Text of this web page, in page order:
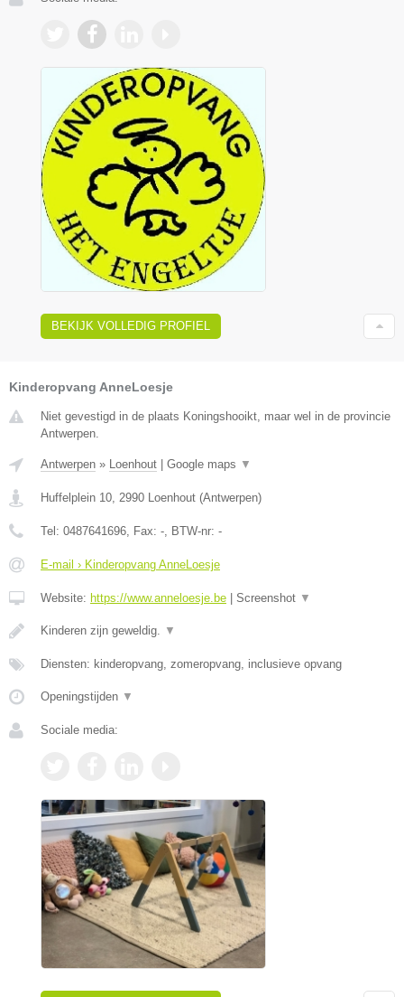
BEKIJK VOLLEDIG PROFIEL
Kinderopvang AnneLoesje
Niet gevestigd in de plaats Koningshooikt, maar wel in de provincie
Antwerpen.
Antwerpen » Loenhout Google maps ▼
Huffelplein 10, 2990 Loenhout (Antwerpen)
Tel: 0487641696, Fax: -, BTW-nr: -
E-mail › Kinderopvang AnneLoesje
Website: https://www.anneloesje.be Screenshot ▼
Kinderen zijn geweldig. ▼
Diensten: kinderopvang, zomeropvang, inclusieve opvang
Openingstijden ▼
Sociale media: